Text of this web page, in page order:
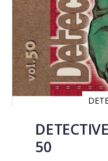
comienzo
50